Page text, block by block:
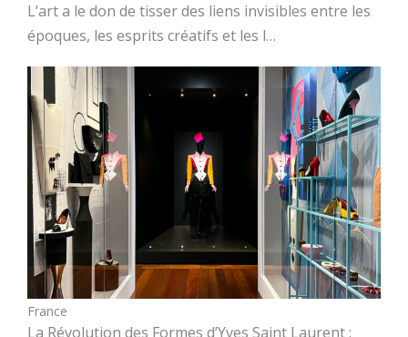
L’art a le don de tisser des liens invisibles entre les
époques, les esprits créatifs et les l…
France
La Révolution des Formes d’Yves Saint Laurent :